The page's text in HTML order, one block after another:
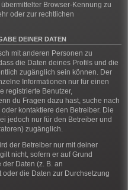
Browser-Kennung zu
oder zur rechtlichen
DEINER DATEN
mit anderen Personen zu
die Daten deines Profils und die
zugänglich sein können. Der
Informationen nur für einen
registrierte Benutzer,
du Fragen dazu hast, suche nach
kontaktiere den Betreiber. Die
jedoch nur für den Betreiber und
zugänglich.
der Betreiber nur mit deiner
nicht, sofern er auf Grund
Daten (z. B. an
die Daten zur Durchsetzung